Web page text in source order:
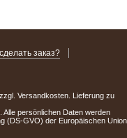
заказ?
Versandkosten. Lieferung zu
persönlichen Daten werden
(DS-GVO) der Europäischen Union